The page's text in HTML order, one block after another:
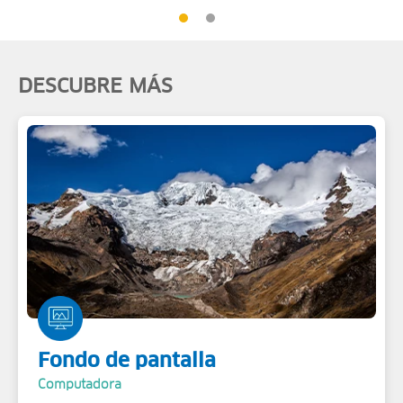
DESCUBRE MÁS
Fondo de pantalla
Computadora